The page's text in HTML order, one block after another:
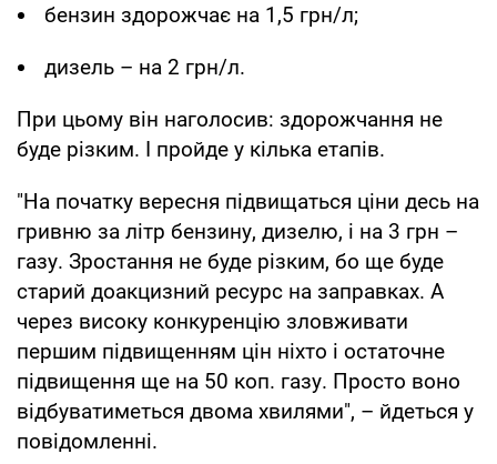
бензин здорожчає на 1,5 грн/л;
дизель – на 2 грн/л.
При цьому він наголосив: здорожчання не
буде різким. І пройде у кілька етапів.
"На початку вересня підвищаться ціни десь на
гривню за літр бензину, дизелю, і на 3 грн –
газу. Зростання не буде різким, бо ще буде
старий доакцизний ресурс на заправках. А
через високу конкуренцію зловживати
першим підвищенням цін ніхто і остаточне
підвищення ще на 50 коп. газу. Просто воно
відбуватиметься двома хвилями", – йдеться у
повідомленні.